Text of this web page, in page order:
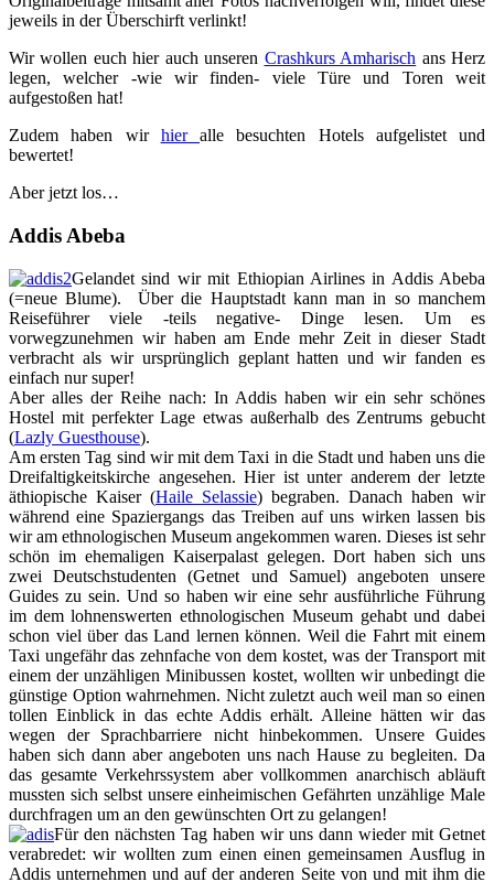
jeweils in der Überschirft verlinkt!
Wir wollen euch hier auch unseren Crashkurs Amharisch ans Herz
legen, welcher -wie wir finden- viele Türe und Toren weit
aufgestoßen hat!
Zudem haben wir hier
alle besuchten Hotels aufgelistet und
bewertet!
Aber jetzt los…
Addis Abeba
Gelandet sind wir mit Ethiopian Airlines in Addis Abeba
(=neue Blume). Über die Hauptstadt kann man in so manchem
Reiseführer viele -teils negative- Dinge lesen. Um es
vorwegzunehmen wir haben am Ende mehr Zeit in dieser Stadt
verbracht als wir ursprünglich geplant hatten und wir fanden es
einfach nur super!
Aber alles der Reihe nach: In Addis haben wir ein sehr schönes
Hostel mit perfekter Lage etwas außerhalb des Zentrums gebucht
(Lazly Guesthouse).
Am ersten Tag sind wir mit dem Taxi in die Stadt und haben uns die
Dreifaltigkeitskirche angesehen. Hier ist unter anderem der letzte
äthiopische Kaiser (Haile Selassie) begraben. Danach haben wir
während eine Spaziergangs das Treiben auf uns wirken lassen bis
wir am ethnologischen Museum angekommen waren. Dieses ist sehr
schön im ehemaligen Kaiserpalast gelegen. Dort haben sich uns
zwei Deutschstudenten (Getnet und Samuel) angeboten unsere
Guides zu sein. Und so haben wir eine sehr ausführliche Führung
im dem lohnenswerten ethnologischen Museum gehabt und dabei
schon viel über das Land lernen können. Weil die Fahrt mit einem
Taxi ungefähr das zehnfache von dem kostet, was der Transport mit
einem der unzähligen Minibussen kostet, wollten wir unbedingt die
günstige Option wahrnehmen. Nicht zuletzt auch weil man so einen
tollen Einblick in das echte Addis erhält. Alleine hätten wir das
wegen der Sprachbarriere nicht hinbekommen. Unsere Guides
haben sich dann aber angeboten uns nach Hause zu begleiten. Da
das gesamte Verkehrssystem aber vollkommen anarchisch abläuft
mussten sich selbst unsere einheimischen Gefährten unzählige Male
durchfragen um an den gewünschten Ort zu gelangen!
Für den nächsten Tag haben wir uns dann wieder mit Getnet
verabredet: wir wollten zum einen einen gemeinsamen Ausflug in
Addis unternehmen und auf der anderen Seite von und mit ihm die